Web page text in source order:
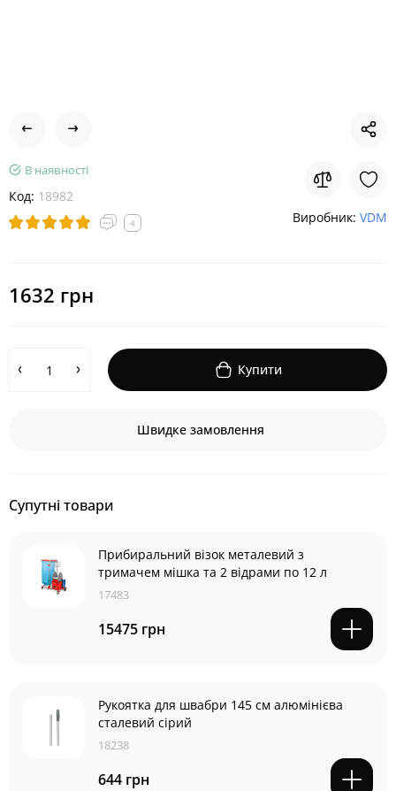
В наявності
Код: 18982
4 Виробник: VDM
1632 грн
Купити
Швидке замовлення
Супутні товари
Прибиральний візок металевий з
тримачем мішка та 2 відрами по 12 л
17483
15475 грн
Рукоятка для швабри 145 см алюмінієва
сталевий сірий
18238
644 грн